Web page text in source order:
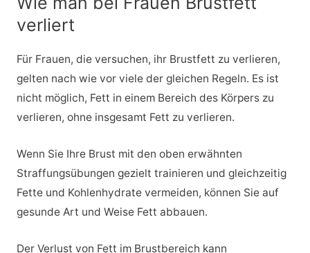
verliert
Für Frauen, die versuchen, ihr Brustfett zu verlieren,
gelten nach wie vor viele der gleichen Regeln. Es ist
nicht möglich, Fett in einem Bereich des Körpers zu
verlieren, ohne insgesamt Fett zu verlieren.
Wenn Sie Ihre Brust mit den oben erwähnten
Straffungsübungen gezielt trainieren und gleichzeitig
Fette und Kohlenhydrate vermeiden, können Sie auf
gesunde Art und Weise Fett abbauen.
Der Verlust von Fett im Brustbereich kann